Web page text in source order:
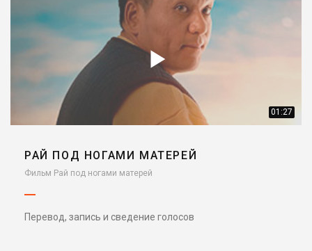
01:27
РАЙ ПОД НОГАМИ МАТЕРЕЙ
Фильм Рай под ногами матерей
Перевод, запись и сведение голосов